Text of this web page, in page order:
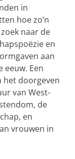
in
hoe zo’n
naar de
en
aan
eeuw. Een
het doorgeven
van West-
de
en
vrouwen in